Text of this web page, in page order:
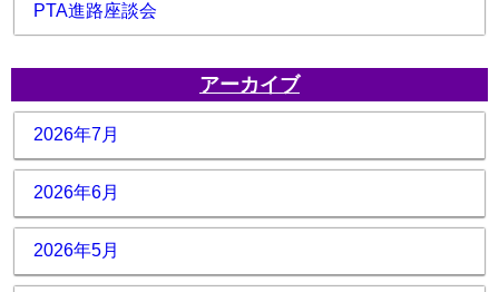
PTA進路座談会
アーカイブ
2026年7月
2026年6月
2026年5月